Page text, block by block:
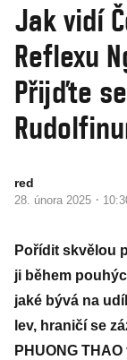
Jak vidí
Reflexu
Přijďte
red
28. února 2025 ·
Pořídit skvělou
ji během
jaké bývá na
lev, hraničí se
PHUONG